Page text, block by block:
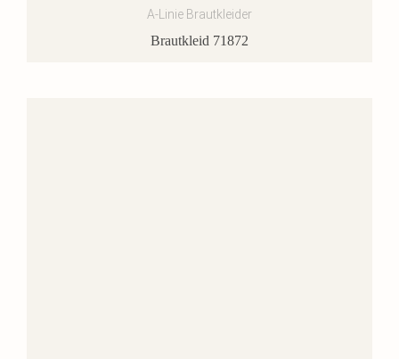
A-Linie Brautkleider
Brautkleid 71872